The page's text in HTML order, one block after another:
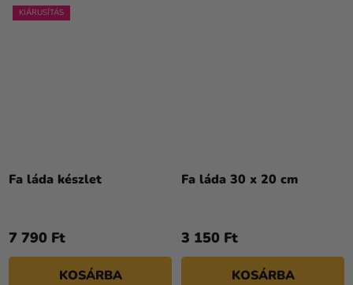
KIÁRUSÍTÁS
Fa láda készlet
7 790 Ft
KOSÁRBA
Fa láda 30 x 20 cm
3 150 Ft
KOSÁRBA